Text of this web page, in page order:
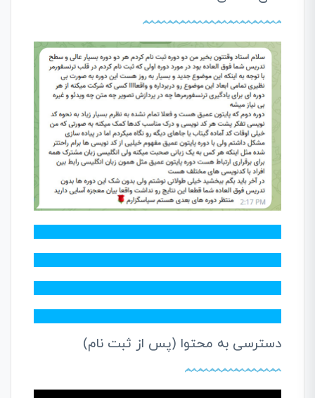
دسترسی به محتوا (پس از ثبت نام)